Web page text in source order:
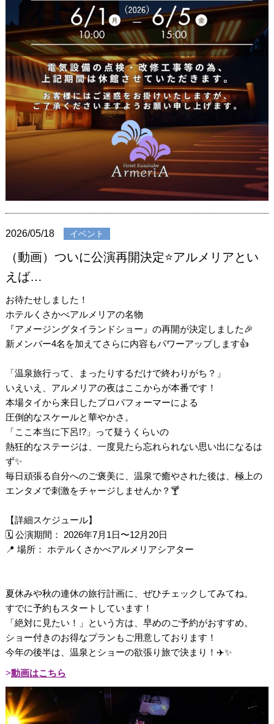
2026/05/18 イベント
（動画）ついに公演再開決定⭐️アルメリアとい
えば…
お待たせしました！
ホテルくさかべアルメリアの名物
『アメージングタイランドショー』の再開が決定しました🎉
新メンバー4名を加えてさらに内容もパワーアップします👍
「温泉旅行って、まったりするだけで終わりがち？」
いえいえ、アルメリアの夜はここからが本番です！
本場タイから来日したプロパフォーマーによる
圧倒的なスケールと華やかさ。
「ここ本当に下呂!?」って疑うくらいの
熱狂的なステージは、一度見たら忘れられない思い出になるは
ず✨
毎日頑張る自分へのご褒美に、温泉で癒やされた後は、極上の
エンタメで刺激をチャージしませんか？🍸
【詳細スケジュール】
🗓 公演期間： 2026年7月1日〜12月20日
📍 場所： ホテルくさかべアルメリアシアター
夏休みや秋の連休の旅行計画に、ぜひチェックしてみてね。
すでに予約もスタートしています！
「絶対に見たい！」という方は、早めのご予約がおすすめ。
ショー付きのお得なプランもご用意しております！
今年の後半は、温泉とショーの欲張り旅で決まり！✈️✨
動画はこちら